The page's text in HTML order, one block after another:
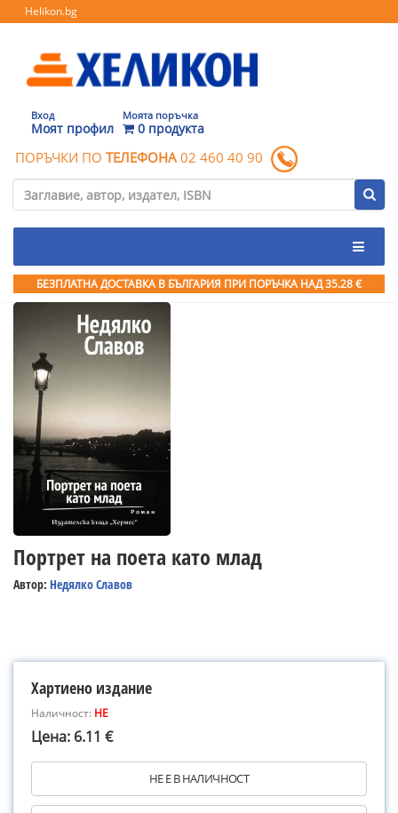
Helikon.bg
Вход
Моят профил
Моята поръчка
0 продукта
ПОРЪЧКИ ПО ТЕЛЕФОНА 02 460 40 90
БЕЗПЛАТНА ДОСТАВКА В БЪЛГАРИЯ ПРИ ПОРЪЧКА НАД 35.28 €
Портрет на поета като млад
Автор: Недялко Славов
Хартиено издание
Наличност: НЕ
Цена: 6.11 €
НЕ Е В НАЛИЧНОСТ